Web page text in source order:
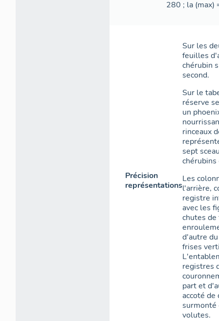
280 ; la (max)
Précision
représentations
Sur les
feuilles
chérubin
second.
Sur le
réserve
un
rinceaux
sept
Les
l'arrière,
registre
avec les
chutes
d'autre
frises
registres
part et
accoté
surmonté
volutes.